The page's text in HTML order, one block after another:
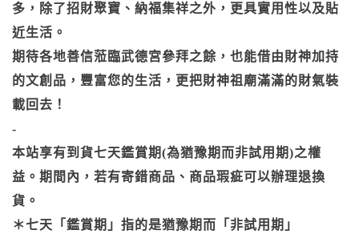
多，除了招財聚寶、納福集祥之外，更具實用性以及貼
近生活。
期待各地善信蒞臨武德宮參拜之餘，也能借由財神加持
的文創品，豐富您的生活，更把財神祖廟滿滿的財氣裝
載回去！
-
本站享有到貨七天鑑賞期(為猶豫期而非試用期)之權
益。期間內，若有寄錯商品、商品瑕疵可以辦理退換
貨。
＊七天「鑑賞期」指的是猶豫期而「非試用期」